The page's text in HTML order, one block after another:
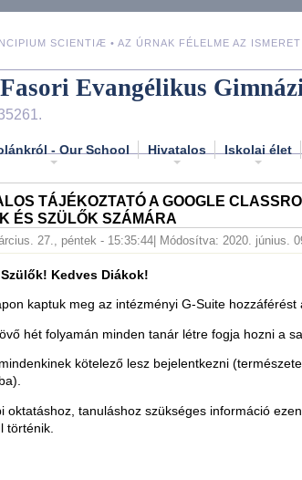
SCIENTIÆ • AZ ÚRNAK FÉLELME AZ ISMERET
Evangélikus
- Our School Hivatalos Iskolai élet
TÁJÉKOZTATÓ A GOOGLE
ÉS SZÜLŐK SZÁMÁRA
27., péntek - 15:35:44 | Módosítva: 2020. június.
Kedves Diákok!
kaptuk meg az intézményi G-Suite
hét folyamán minden tanár létre fogja hozni a
kötelező lesz bejelentkezni
oktatáshoz, tanuláshoz szükséges információ
történik.